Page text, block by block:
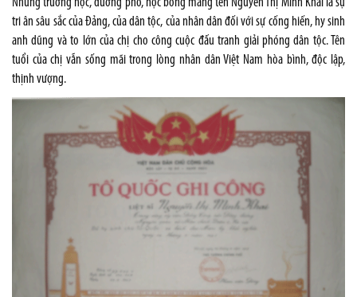
tri ân sâu sắc của Đảng, của dân tộc, của nhân dân đối với sự cống hiến, hy sinh
anh dũng và to lớn của chị cho công cuộc đấu tranh giải phóng dân tộc. Tên
tuổi của chị vẫn sống mãi trong lòng nhân dân Việt Nam hòa bình, độc lập,
thịnh vượng.